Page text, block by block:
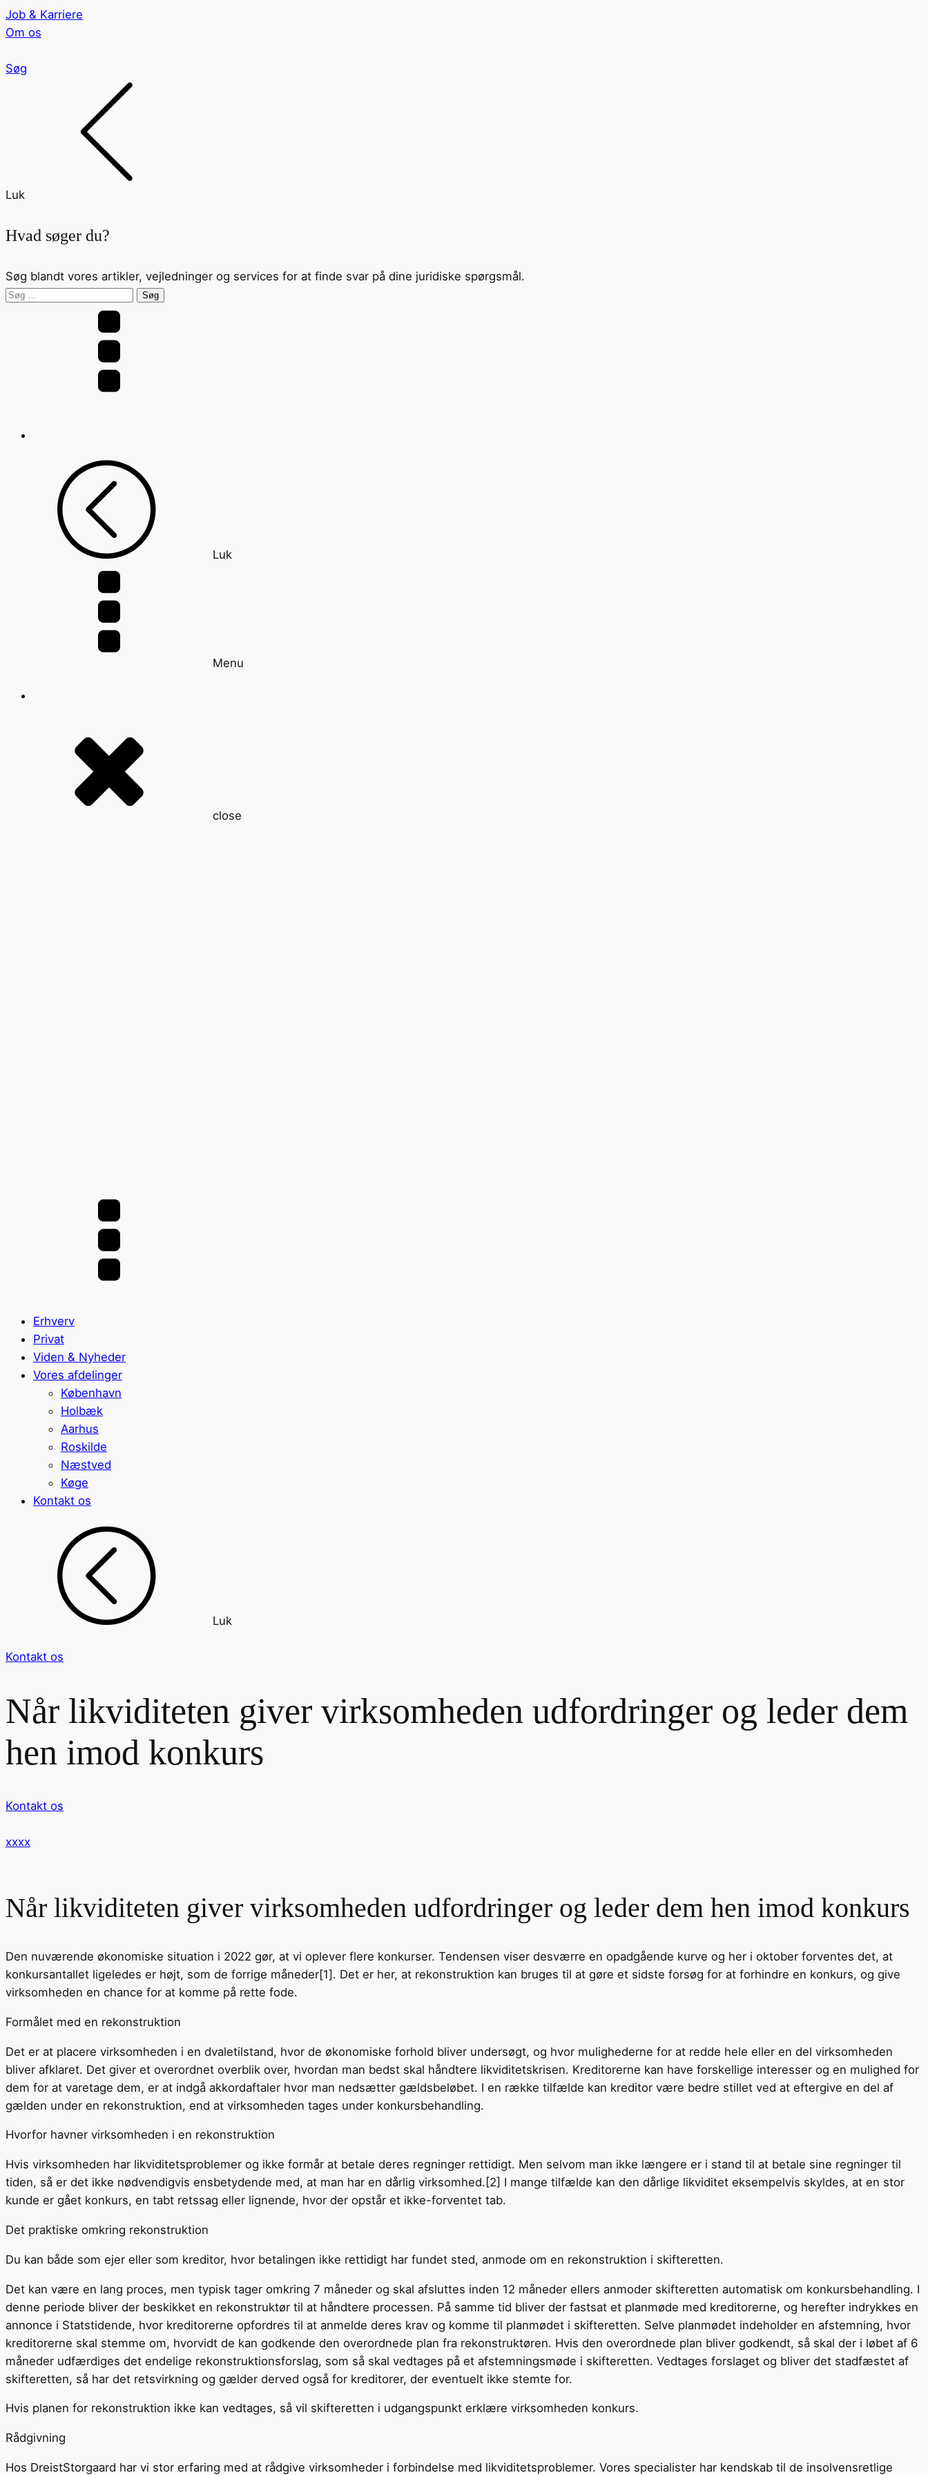
Job & Karriere
Om os
Søg
Luk
Hvad søger du?
Søg blandt vores artikler, vejledninger og services for at finde svar på dine juridiske spørgsmål.
Søg
Luk
Menu
close
Erhverv
Privat
Viden & Nyheder
Vores afdelinger
København
Holbæk
Aarhus
Roskilde
Næstved
Køge
Kontakt os
Luk
Kontakt os
Når likviditeten giver virksomheden udfordringer og leder dem
hen imod konkurs
Kontakt os
xxxx
Når likviditeten giver virksomheden udfordringer og leder dem hen imod konkurs
Den nuværende økonomiske situation i 2022 gør, at vi oplever flere konkurser. Tendensen viser desværre en opadgående kurve og her i oktober forventes det, at
konkursantallet ligeledes er højt, som de forrige måneder[1]. Det er her, at rekonstruktion kan bruges til at gøre et sidste forsøg for at forhindre en konkurs, og give
virksomheden en chance for at komme på rette fode.
Formålet med en rekonstruktion
Det er at placere virksomheden i en dvaletilstand, hvor de økonomiske forhold bliver undersøgt, og hvor mulighederne for at redde hele eller en del virksomheden
bliver afklaret. Det giver et overordnet overblik over, hvordan man bedst skal håndtere likviditetskrisen. Kreditorerne kan have forskellige interesser og en mulighed for
dem for at varetage dem, er at indgå akkordaftaler hvor man nedsætter gældsbeløbet. I en række tilfælde kan kreditor være bedre stillet ved at eftergive en del af
gælden under en rekonstruktion, end at virksomheden tages under konkursbehandling.
Hvorfor havner virksomheden i en rekonstruktion
Hvis virksomheden har likviditetsproblemer og ikke formår at betale deres regninger rettidigt. Men selvom man ikke længere er i stand til at betale sine regninger til
tiden, så er det ikke nødvendigvis ensbetydende med, at man har en dårlig virksomhed.[2] I mange tilfælde kan den dårlige likviditet eksempelvis skyldes, at en stor
kunde er gået konkurs, en tabt retssag eller lignende, hvor der opstår et ikke-forventet tab.
Det praktiske omkring rekonstruktion
Du kan både som ejer eller som kreditor, hvor betalingen ikke rettidigt har fundet sted, anmode om en rekonstruktion i skifteretten.
Det kan være en lang proces, men typisk tager omkring 7 måneder og skal afsluttes inden 12 måneder ellers anmoder skifteretten automatisk om konkursbehandling. I
denne periode bliver der beskikket en rekonstruktør til at håndtere processen. På samme tid bliver der fastsat et planmøde med kreditorerne, og herefter indrykkes en
annonce i Statstidende, hvor kreditorerne opfordres til at anmelde deres krav og komme til planmødet i skifteretten. Selve planmødet indeholder en afstemning, hvor
kreditorerne skal stemme om, hvorvidt de kan godkende den overordnede plan fra rekonstruktøren. Hvis den overordnede plan bliver godkendt, så skal der i løbet af 6
måneder udfærdiges det endelige rekonstruktionsforslag, som så skal vedtages på et afstemningsmøde i skifteretten. Vedtages forslaget og bliver det stadfæstet af
skifteretten, så har det retsvirkning og gælder derved også for kreditorer, der eventuelt ikke stemte for.
Hvis planen for rekonstruktion ikke kan vedtages, så vil skifteretten i udgangspunkt erklære virksomheden konkurs.
Rådgivning
Hos DreistStorgaard har vi stor erfaring med at rådgive virksomheder i forbindelse med likviditetsproblemer. Vores specialister har kendskab til de insolvensretlige